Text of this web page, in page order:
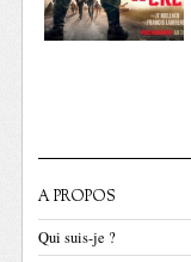
A PROPOS
Qui suis-je ?